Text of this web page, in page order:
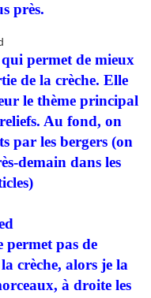
près.
permet de mieux
de la crèche. Elle
le thème principal
Au fond, on
par les bergers (on
demain dans les
pas de
crèche, alors je la
à droite les